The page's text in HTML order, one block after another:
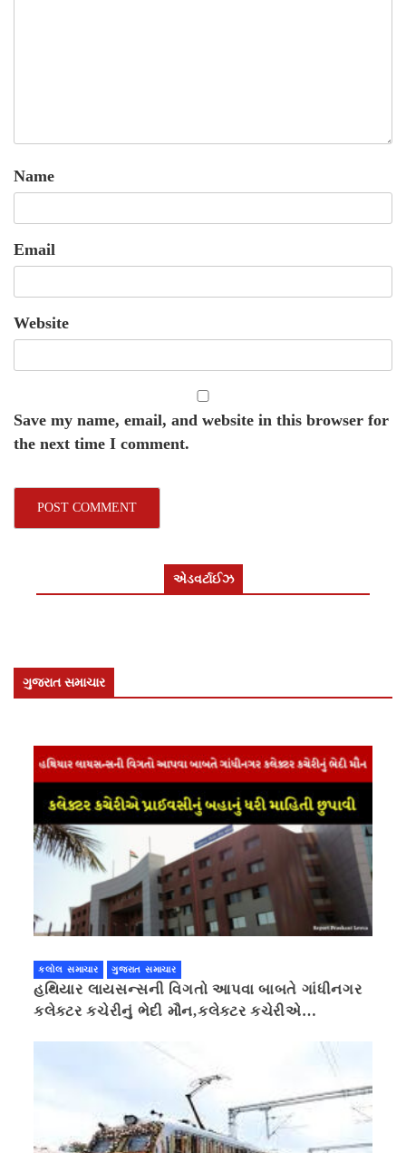
Name
Email
Website
Save my name, email, and website in this browser for
the next time I comment.
એડવર્ટાઈઝ
ગુજરાત સમાચાર
કલોલ સમાચાર ગુજરાત સમાચાર
હથિયાર લાયસન્સની વિગતો આપવા બાબતે ગાંધીનગર
કલેક્ટર કચેરીનું ભેદી મૌન,કલેક્ટર કચેરીએ